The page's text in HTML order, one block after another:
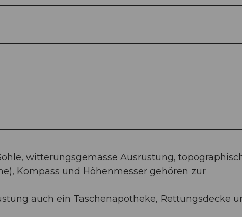
witterungsgemässe Ausrüstung,
Kompass und Höhenmesser gehören zur
auch ein Taschenapotheke, Rettungsdecke